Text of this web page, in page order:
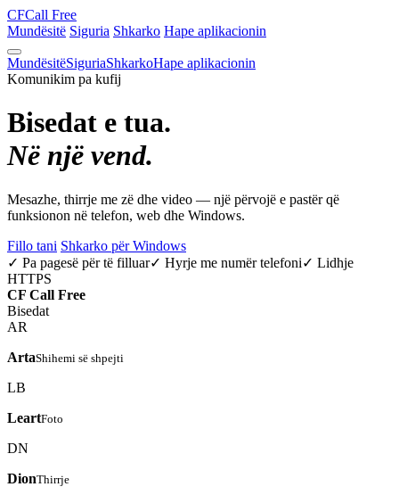
CFCall Free
Mundësitë Siguria Shkarko Hape aplikacionin
MundësitëSiguriaShkarkoHape aplikacionin
Komunikim pa kufij
Bisedat e tua.
Në një vend.
Mesazhe, thirrje me zë dhe video — një përvojë e pastër që
funksionon në telefon, web dhe Windows.
Fillo tani Shkarko për Windows
✓ Pa pagesë për të filluar✓ Hyrje me numër telefoni✓ Lidhje
HTTPS
CF Call Free
Bisedat
AR
ArtaShihemi së shpejti
LB
LeartFoto
DN
DionThirrje